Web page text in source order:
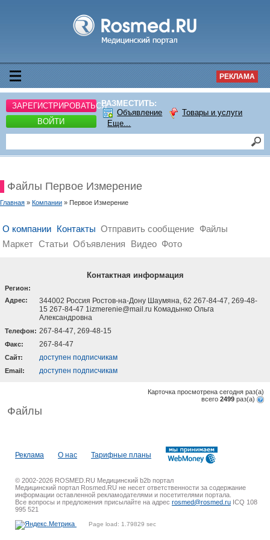
РЕКЛАМА
ЗАРЕГИСТРИРОВАТЬСЯ
ВОЙТИ
РАЗМЕСТИТЬ:
Объявление
Товары и услуги
Еще...
Файлы Первое Измерение
Главная » Компании » Первое Измерение
О компании Контакты Отправить сообщение Файлы
Маркет Статьи Объявления Видео Фото
Контактная информация
Регион:
Адрес:
344002 Россия Ростов-на-Дону Шаумяна, 62 267-84-47, 269-48-
15 267-84-47 1izmerenie@mail.ru Комадынко Ольга
Александровна
Телефон: 267-84-47, 269-48-15
Факс: 267-84-47
Cайт: доступен подписчикам
Email: доступен подписчикам
Карточка просмотрена сегодня раз(a)
всего 2499 раз(a)
Файлы
Реклама О нас Тарифные планы
© 2002-2026 ROSMED.RU Медицинский b2b портал
Медицинский портал Rosmed.RU не несет ответственности за содержание
информации оставленной рекламодателями и посетителями портала.
Все вопросы и предложения присылайте на адрес rosmed@rosmed.ru ICQ 108
995 521
Page load: 1.79829 sec